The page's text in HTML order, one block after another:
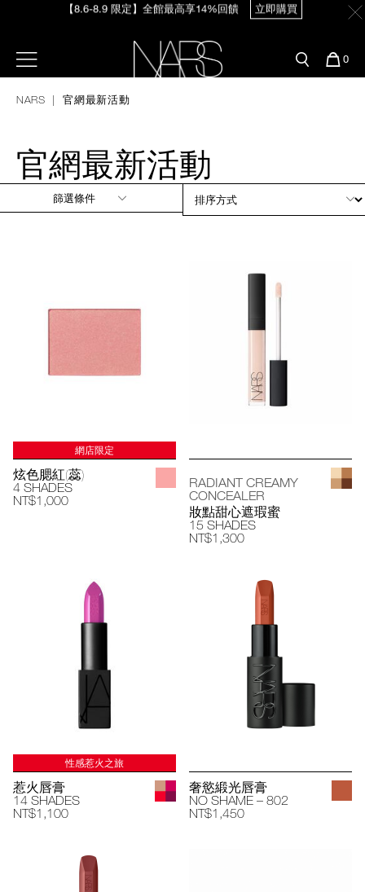
【8/3-8/10限定】明星底妝買1送1
【8/3-8/10限定】限時輸碼贈迷你腮紅露
新客首購輸＜WELCOME＞享9折
選單"
您
0
官網最新活動
預約金曲獎妝容
官網優惠活動
水光頰彩系列
彩盤及禮盒組
刷具與配件
臉部
彩妝服務
彩妝專欄
粉底線上試色
NARS 官網最新活動
官網最新活動
篩選條件
網店限定
炫色腮紅(蕊)
4 SHADES
NT$1,000
RADIANT CREAMY
CONCEALER
妝點甜心遮瑕蜜
15 SHADES
NT$1,300
性感惹火之旅
惹火唇膏
14 SHADES
NT$1,100
奢慾緞光唇膏
NO SHAME – 802
NT$1,450